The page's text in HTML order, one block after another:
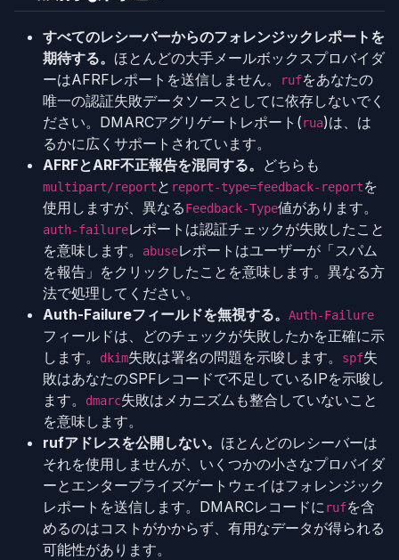
すべてのレシーバーからのフォレンジックレポートを
期待する。 ほとんどの大手メールボックスプロバイダ
ーはAFRFレポートを送信しません。
rufをあなたの
唯一の認証失敗データソースとしてに依存しないでく
ださい。DMARCアグリゲートレポート(rua)は、は
るかに広くサポートされています。
AFRFとARF不正報告を混同する。 どちらも
multipart/reportと report-type=feedback-reportを
使用しますが、異なるFeedback-Type値があります。
auth-failureレポートは認証チェックが失敗したこと
を意味します。
abuseレポートはユーザーが「スパム
を報告」をクリックしたことを意味します。異なる方
法で処理してください。
Auth-Failureフィールドを無視する。
Auth-Failure
フィールドは、どのチェックが失敗したかを正確に示
します。
dkim失敗は署名の問題を示唆します。 spf失
敗はあなたのSPFレコードで不足しているIPを示唆し
ます。
dmarc失敗はメカニズムも整合していないこと
を意味します。
rufアドレスを公開しない。 ほとんどのレシーバーは
それを使用しませんが、いくつかの小さなプロバイダ
ーとエンタープライズゲートウェイはフォレンジック
レポートを送信します。DMARCレコードに rufを含
めるのはコストがかからず、有用なデータが得られる
可能性があります。